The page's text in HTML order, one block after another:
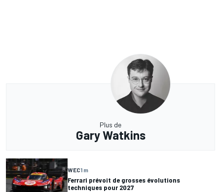
Plus de
Gary Watkins
WEC1 m
Ferrari prévoit de grosses évolutions
techniques pour 2027